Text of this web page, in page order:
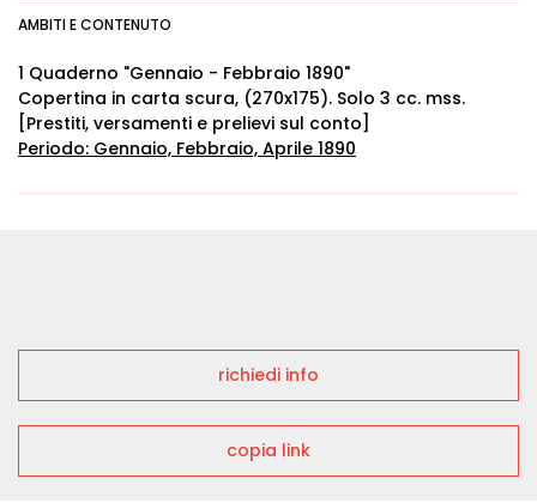
AMBITI E CONTENUTO
1 Quaderno "Gennaio - Febbraio 1890"
Copertina in carta scura, (270x175). Solo 3 cc. mss.
[Prestiti, versamenti e prelievi sul conto]
Periodo: Gennaio, Febbraio, Aprile 1890
richiedi info
copia link